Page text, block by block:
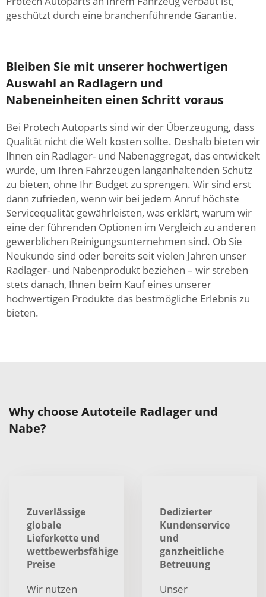
geschützt durch eine branchenführende Garantie.
Bleiben Sie mit unserer hochwertigen
Auswahl an Radlagern und
Nabeneinheiten einen Schritt voraus
Bei Protech Autoparts sind wir der Überzeugung, dass
Qualität nicht die Welt kosten sollte. Deshalb bieten wir
Ihnen ein Radlager- und Nabenaggregat, das entwickelt
wurde, um Ihren Fahrzeugen langanhaltenden Schutz
zu bieten, ohne Ihr Budget zu sprengen. Wir sind erst
dann zufrieden, wenn wir bei jedem Anruf höchste
Servicequalität gewährleisten, was erklärt, warum wir
eine der führenden Optionen im Vergleich zu anderen
gewerblichen Reinigungsunternehmen sind. Ob Sie
Neukunde sind oder bereits seit vielen Jahren unser
Radlager- und Nabenprodukt beziehen – wir streben
stets danach, Ihnen beim Kauf eines unserer
hochwertigen Produkte das bestmögliche Erlebnis zu
bieten.
Why choose Autoteile Radlager und
Nabe?
Zuverlässige
globale
Lieferkette und
wettbewerbsfähige
Preise
Wir nutzen
Dedizierter
Kundenservice
und
ganzheitliche
Betreuung
Unser